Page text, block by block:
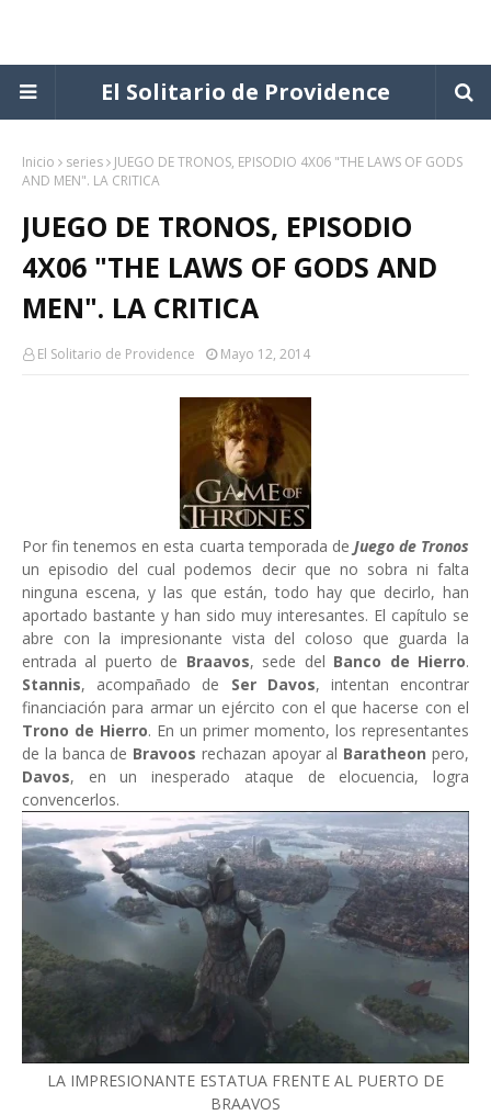
El Solitario de Providence
Inicio series
JUEGO DE TRONOS, EPISODIO 4X06 "THE LAWS OF GODS
AND MEN". LA CRITICA
JUEGO DE TRONOS, EPISODIO
4X06 "THE LAWS OF GODS AND
MEN". LA CRITICA
El Solitario de Providence Mayo 12, 2014
Por fin tenemos en esta cuarta temporada de Juego de Tronos
un episodio del cual podemos decir que no sobra ni falta
ninguna escena, y las que están, todo hay que decirlo, han
aportado bastante y han sido muy interesantes. El capítulo se
abre con la impresionante vista del coloso que guarda la
entrada al puerto de Braavos, sede del Banco de Hierro.
Stannis, acompañado de Ser Davos, intentan encontrar
financiación para armar un ejército con el que hacerse con el
Trono de Hierro. En un primer momento, los representantes
de la banca de Bravoos rechazan apoyar al Baratheonpero,
Davos, en un inesperado ataque de elocuencia, logra
convencerlos.
LA IMPRESIONANTE ESTATUA FRENTE AL PUERTO DE
BRAAVOS